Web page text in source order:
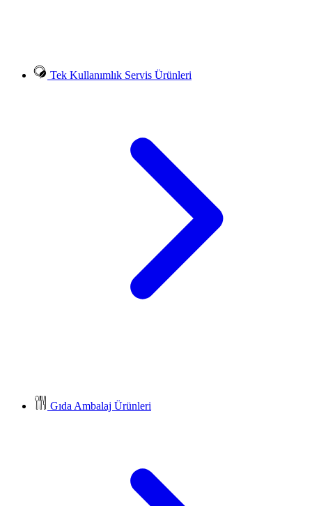
Tek Kullanımlık Servis Ürünleri
Gıda Ambalaj Ürünleri